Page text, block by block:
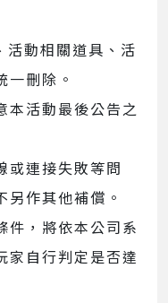
動相關道具、活
一刪除。
本活動最後公告之
或連接失敗等問
作其他補償。
件，將依本公司系
家自行判定是否達